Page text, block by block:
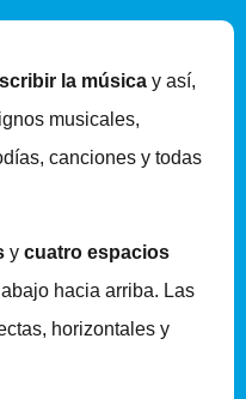
la música y así,
musicales,
canciones y todas
y cuatro espacios
hacia arriba. Las
horizontales y